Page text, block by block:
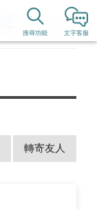
文字客服
搜尋功能
轉寄友人